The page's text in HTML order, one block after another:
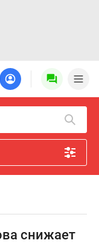
снижает